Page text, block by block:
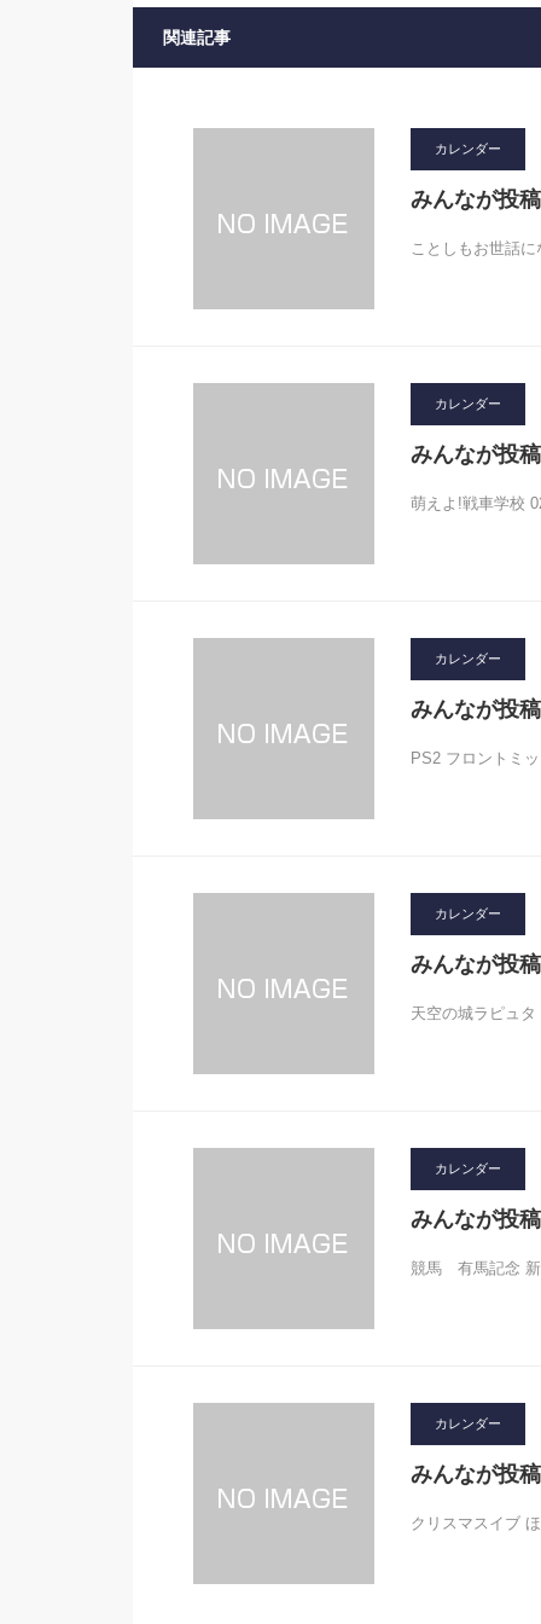
関連記事
カレンダー
みんなが投
ことしもお世話
カレンダー
みんなが投
萌えよ!戦車学校
カレンダー
みんなが投
PS2 フロントミ
カレンダー
みんなが投
天空の城ラピュ
カレンダー
みんなが投
競馬 有馬記念 新
カレンダー
みんなが投
クリスマスイブ